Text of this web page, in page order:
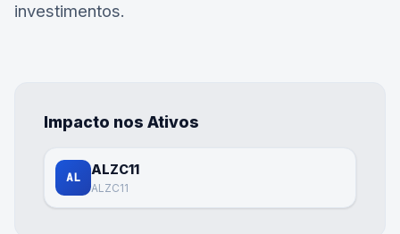
investimentos.
Impacto nos Ativos
AL
ALZC11
ALZC11